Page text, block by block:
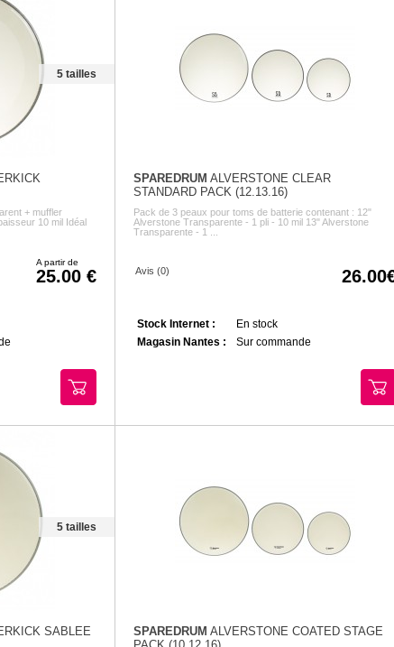
5 tailles
+ muffler
10 mil Idéal
A partir de
25.00
SPAREDRUM ALVERSTONE CLEAR
STANDARD PACK (12.13.16)
Pack de 3 peaux pour toms de batterie contenant : 12"
Alverstone Transparente - 1 pli - 10 mil 13" Alverstone
Transparente - 1 ...
Avis (0)
Stock Internet :
En stock
Magasin Nantes :
Sur commande
5 tailles
SABLEE SPAREDRUM ALVERSTONE COATED STAGE